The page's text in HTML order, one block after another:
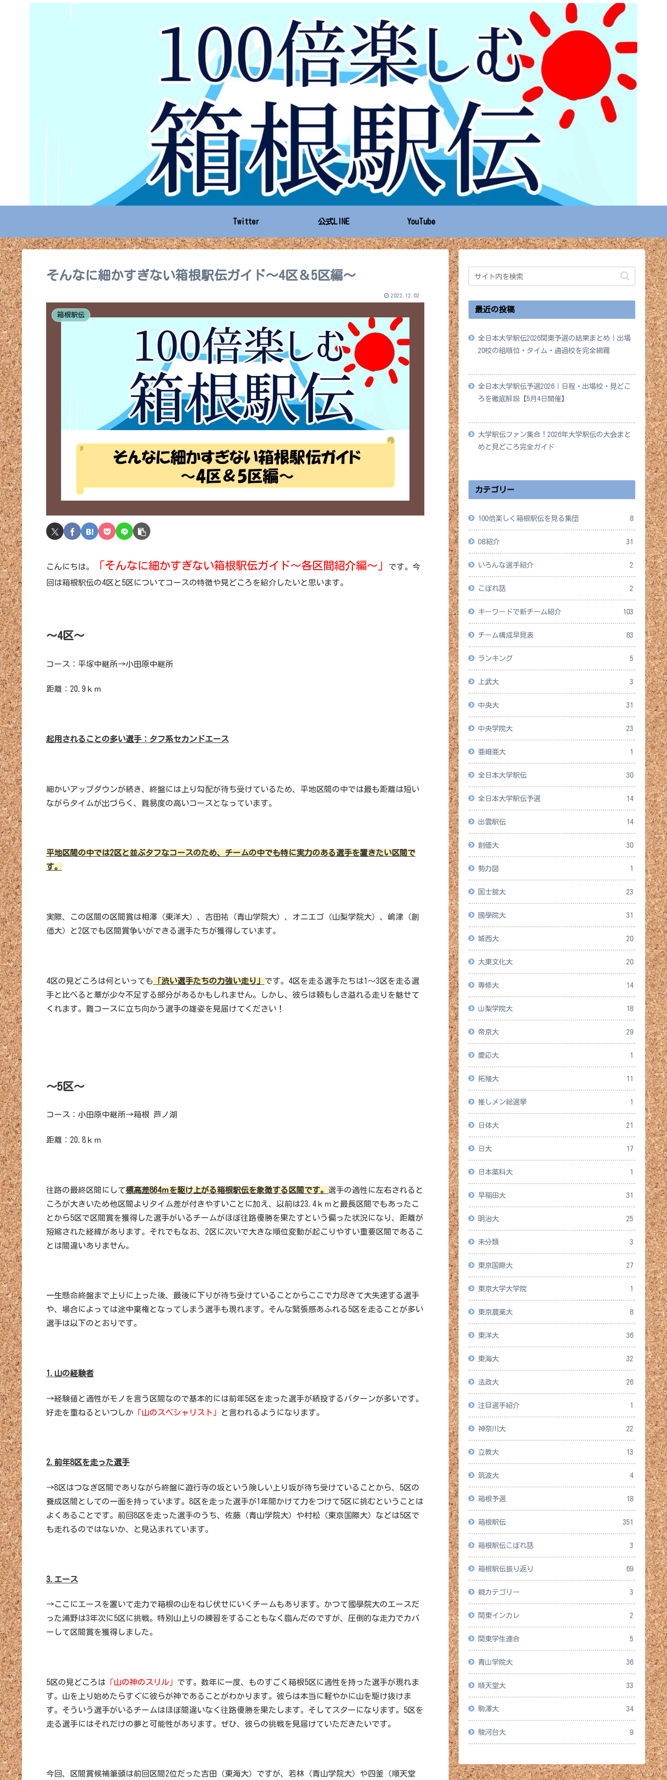
Twitter 公式LINE YouTube
そんなに細かすぎない箱根駅伝ガイド～4区＆5区編～
2022.12.02
箱根駅伝
こんにちは。 「そんなに細かすぎない箱根駅伝ガイド～各区間紹介編～」
です。今
回は箱根駅伝の4区と5区についてコースの特徴や見どころを紹介したいと思います。
～4区～
コース：平塚中継所→小田原中継所
距離：20.9ｋｍ
起用されることの多い選手：タフ系セカンドエース
細かいアップダウンが続き、終盤には上り勾配が待ち受けているため、平地区間の中では最も距離は短い
ながらタイムが出づらく、難易度の高いコースとなっています。
平地区間の中では2区と並ぶタフなコースのため、チームの中でも特に実力のある選手を置きたい区間で
す。
実際、この区間の区間賞は相澤（東洋大）、吉田祐（青山学院大）、オニエゴ（山梨学院大）、嶋津（創
価大）と2区でも区間賞争いができる選手たちが獲得しています。
4区の見どころは何といっても 「渋い選手たちの力強い走り」 です。4区を走る選手たちは1～3区を走る選
手と比べると華が少々不足する部分があるかもしれません。しかし、彼らは頼もしさ溢れる走りを魅せて
くれます。難コースに立ち向かう選手の雄姿を見届けてください！
～5区～
コース：小田原中継所→箱根 芦ノ湖
距離：20.8ｋｍ
往路の最終区間にして標高差864ｍを駆け上がる箱根駅伝を象徴する区間です。 選手の適性に左右されると
ころが大きいため他区間よりタイム差が付きやすいことに加え、以前は23.4ｋｍと最長区間でもあったこ
とから5区で区間賞を獲得した選手がいるチームがほぼ往路優勝を果たすという偏った状況になり、距離が
短縮された経緯があります。それでもなお、2区に次いで大きな順位変動が起こりやすい重要区間であるこ
とは間違いありません。
一生懸命終盤まで上りに上った後、最後に下りが待ち受けていることからここで力尽きて大失速する選手
や、場合によっては途中棄権となってしまう選手も現れます。そんな緊張感あふれる5区を走ることが多い
選手は以下のとおりです。
1.山の経験者
→経験値と適性がモノを言う区間なので基本的には前年5区を走った選手が続投するパターンが多いです。
好走を重ねるといつしか 「山のスペシャリスト」 と言われるようになります。
2.前年8区を走った選手
→8区はつなぎ区間でありながら終盤に遊行寺の坂という険しい上り坂が待ち受けていることから、5区の
養成区間としての一面を持っています。8区を走った選手が1年間かけて力をつけて5区に挑むということは
よくあることです。前回8区を走った選手のうち、佐藤（青山学院大）や村松（東京国際大）などは5区で
も走れるのではないか、と見込まれています。
3.エース
→ここにエースを置いて走力で箱根の山をねじ伏せにいくチームもあります。かつて國學院大のエースだ
った浦野は3年次に5区に挑戦。特別山上りの練習をすることもなく臨んだのですが、圧倒的な走力でカバ
ーして区間賞を獲得しました。
5区の見どころは 「山の神のスリル」 です。数年に一度、ものすごく箱根5区に適性を持った選手が現れま
す。山を上り始めたらすぐに彼らが神であることがわかります。彼らは本当に軽やかに山を駆け抜けま
す。そういう選手がいるチームはほぼ間違いなく往路優勝を果たします。そしてスターになります。5区を
走る選手にはそれだけの夢と可能性があります。ぜひ、彼らの挑戦を見届けていただきたいです。
今回、区間賞候補筆頭は前回区間2位だった吉田（東海大）ですが、若林（青山学院大）や四釜（順天堂
最近の投稿
全日本大学駅伝2026関東予選の結果まとめ｜出場
20校の組順位・タイム・通過校を完全網羅
全日本大学駅伝予選2026｜日程・出場校・見どこ
ろを徹底解説【5月4日開催】
大学駅伝ファン集合！2026年大学駅伝の大会まと
めと見どころ完全ガイド
カテゴリー
100倍楽しく箱根駅伝を見る集団 8
OB紹介 31
いろんな選手紹介 2
こぼれ話 2
キーワードで新チーム紹介 103
チーム構成早見表 83
ランキング 5
上武大 3
中央大 31
中央学院大 23
亜細亜大 1
全日本大学駅伝 30
全日本大学駅伝予選 14
出雲駅伝 14
創価大 30
勢力図 1
国士舘大 23
國學院大 31
城西大 20
大東文化大 20
専修大 14
山梨学院大 18
帝京大 29
慶応大 1
拓殖大 11
推しメン総選挙 1
日体大 21
日大 17
日本薬科大 1
早稲田大 31
明治大 25
未分類 3
東京国際大 27
東京大学大学院 1
東京農業大 8
東洋大 36
東海大 32
法政大 26
注目選手紹介 1
神奈川大 22
立教大 13
筑波大 4
箱根予選 18
箱根駅伝 351
箱根駅伝こぼれ話 3
箱根駅伝振り返り 69
親カテゴリー 3
関東インカレ 2
関東学生連合 5
青山学院大 36
順天堂大 33
駒澤大 34
駿河台大 9